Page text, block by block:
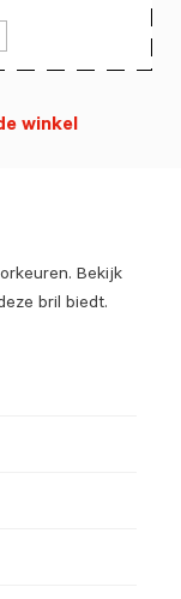
Bekijk
bril biedt.
winkel